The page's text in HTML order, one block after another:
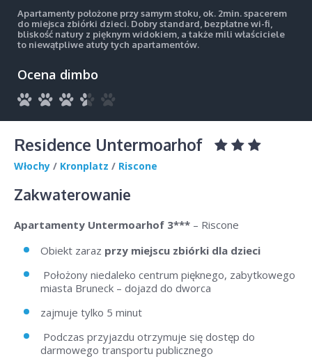
Apartamenty położone przy samym stoku, ok. 2min. spacerem
do miejsca zbiórki dzieci. Dobry standard, bezpłatne wi-fi,
bliskość natury z pięknym widokiem, a także mili właściciele
to niewątpliwe atuty tych apartamentów.
Ocena dimbo
Residence Untermoarhof
Włochy / Kronplatz / Riscone
Zakwaterowanie
Apartamenty Untermoarhof 3*** – Riscone
Obiekt zaraz przy miejscu zbiórki dla dzieci
Położony niedaleko centrum pięknego, zabytkowego
miasta Bruneck – dojazd do dworca
zajmuje tylko 5 minut
Podczas przyjazdu otrzymuje się dostęp do
darmowego transportu publicznego